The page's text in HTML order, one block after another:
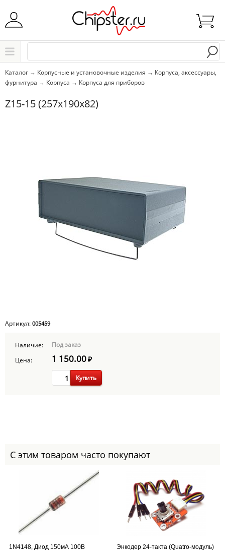
Начните водить название города..
Выбрать
Каталог → Корпусные и установочные изделия → Корпуса, аксессуары,
фурнитура → Корпуса → Корпуса для приборов
Z15-15 (257x190x82)
Артикул: 005459
Наличие:
Под заказ
Цена:
1 150.00₽
Купить
С этим товаром часто покупают
1N4148, Диод 150мА 100В Энкодер 24-такта (Quatro-модуль)